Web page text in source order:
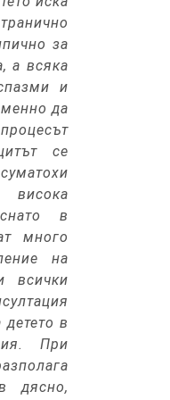
за
а всяка
и
да
се
в
много
на
всички
в
При
дясно,